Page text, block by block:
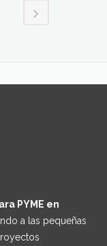
PYME en
a las pequeñas